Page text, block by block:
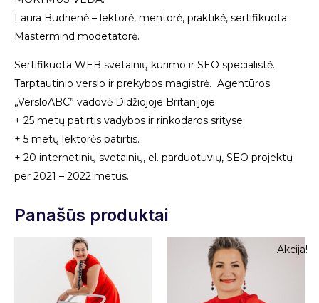
Laura Budrienė – lektorė, mentorė, praktikė, sertifikuota
Mastermind modetatorė.
Sertifikuota WEB svetainių kūrimo ir SEO specialistė.
Tarptautinio verslo ir prekybos magistrė. Agentūros
„VersloABC” vadovė Didžiojoje Britanijoje.
+ 25 metų patirtis vadybos ir rinkodaros srityse.
+ 5 metų lektorės patirtis.
+ 20 internetinių svetainių, el. parduotuvių, SEO projektų
per 2021 – 2022 metus.
Panašūs produktai
Akcija!